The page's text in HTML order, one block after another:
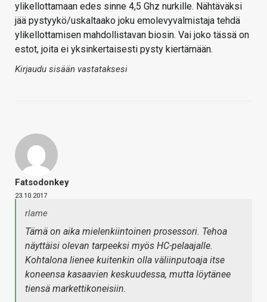
ylikellottamaan edes sinne 4,5 Ghz nurkille. Nähtäväksi
jää pystyykö/uskaltaako joku emolevyvalmistaja tehdä
ylikellottamisen mahdollistavan biosin. Vai joko tässä on
estot, joita ei yksinkertaisesti pysty kiertämään.
Kirjaudu sisään vastataksesi
Fatsodonkey
23.10.2017
rlame
Tämä on aika mielenkiintoinen prosessori. Tehoa
näyttäisi olevan tarpeeksi myös HC-pelaajalle.
Kohtalona lienee kuitenkin olla väliinputoaja itse
koneensa kasaavien keskuudessa, mutta löytänee
tiensä markettikoneisiin.